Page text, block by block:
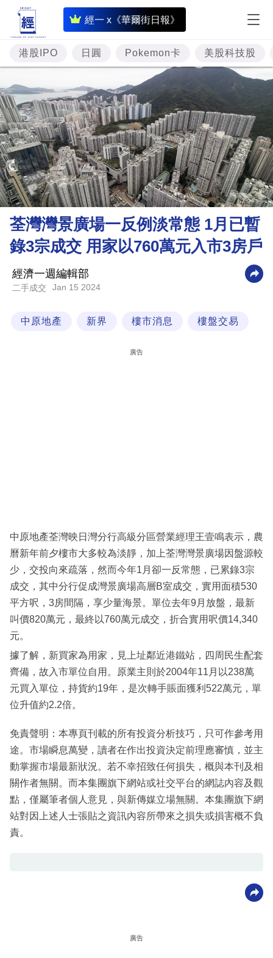
經一 x《華爾街日報》
即
時
財
經
專
題
投
資
樓
市
理
財
商
業
科
區
港股IPO 日圓 Pokemon卡 美股科技股
荃灣灣景廣場一反例淡常態 1月已暫
錄3宗成交 用家以760萬元入市3房戶
經濟一週編輯部
二手成交 Jan 15 2024
中原地產 新界 樓市消息 樓盤交易
廣告
中原地產荃灣映日灣分行高級分區營業經理王壹鳴表示，農
曆新年前夕樓市大多較為淡靜，加上荃灣灣景廣場因盤源較
少，交投向來疏落，然而今年1月卻一反常態，已累錄3宗
成交，其中分行促成灣景廣場高層B室成交，實用面積530
平方呎，3房間隔，享少量海景。單位去年9月放盤，最新
叫價820萬元，最終以760萬元成交，折合實用呎價14,340
元。
據了解，新買家為用家，見上址鄰近港鐵站，四周民生配套
齊備，故入市單位自用。原業主則於2004年11月以238萬
元買入單位，持貨約19年，是次轉手賬面獲利522萬元，單
位升值約2.2倍。
免責聲明：本專頁刊載的所有投資分析技巧，只可作參考用
途。市場瞬息萬變，讀者在作出投資決定前理應審慎，並主
動掌握市場最新狀況。若不幸招致任何損失，概與本刊及相
關作者無關。而本集團旗下網站或社交平台的網誌內容及觀
點，僅屬筆者個人意見，與新傳媒立場無關。本集團旗下網
站對因上述人士張貼之資訊內容所帶來之損失或損害概不負
責。
廣告